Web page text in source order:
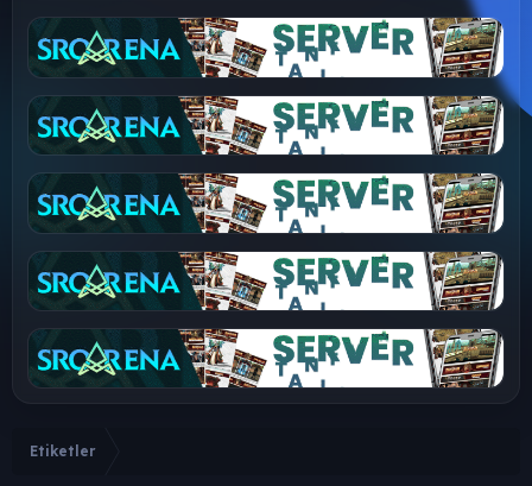
Etiketler